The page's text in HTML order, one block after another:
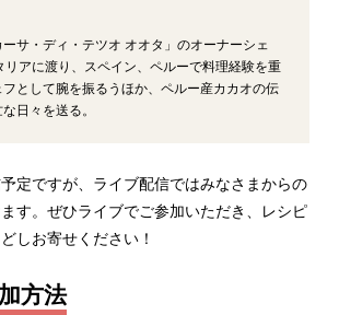
サ・ディ・テツオ オオタ」のオーナーシェ
リアに渡り、スペイン、ペルーで料理経験を重
として腕を振るうほか、ペルー産カカオの伝
日々を送る。
定ですが、ライブ配信ではみなさまからの
す。ぜひライブでご参加いただき、レシピ
しお寄せください！
方法